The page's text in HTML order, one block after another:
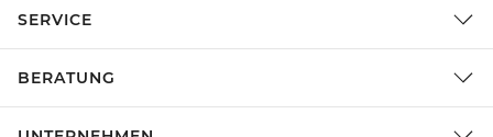
SERVICE
BERATUNG